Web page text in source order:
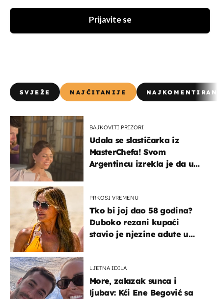
Prijavite se
SVJEŽE NAJČITANIJE
BAJKOVITI PRIZORI
Udala se slastičarka iz
MasterChefa! Svom
Argentincu izrekla je da u
PRKOSI VREMENU
Tko bi joj dao 58 godina?
Duboko rezani kupaći
stavio je njezine adute u
LJETNA IDILA
More, zalazak sunca i
ljubav: Kći Ene Begović sa